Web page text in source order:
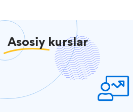
Asosiy kurslar